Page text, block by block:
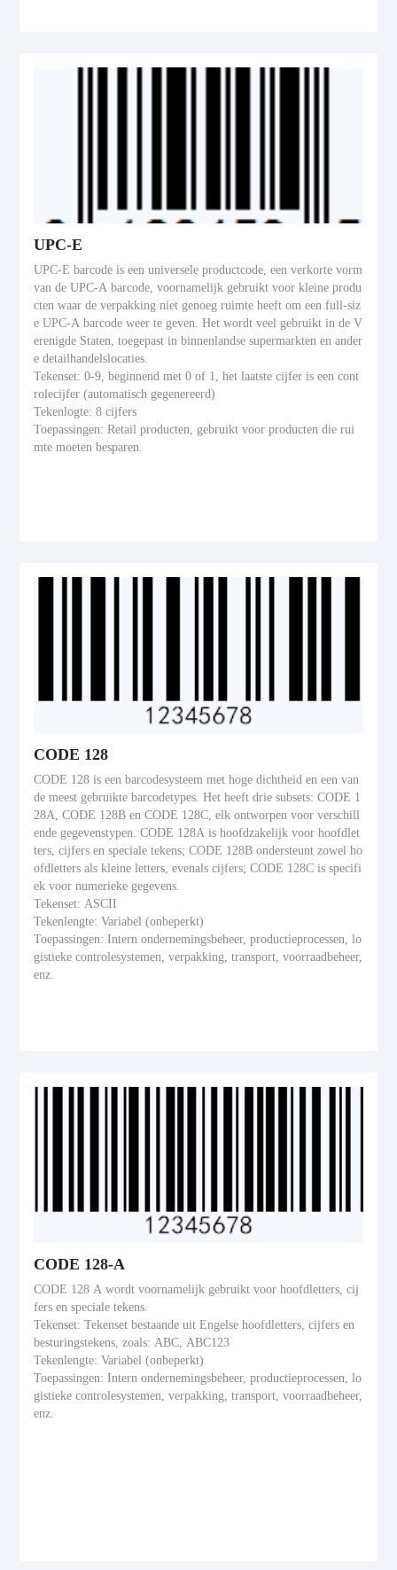
UPC-E
UPC-E barcode is een universele productcode, een verkorte vorm
van de UPC-A barcode, voornamelijk gebruikt voor kleine produ
cten waar de verpakking niet genoeg ruimte heeft om een full-siz
e UPC-A barcode weer te geven. Het wordt veel gebruikt in de V
erenigde Staten, toegepast in binnenlandse supermarkten en ander
e detailhandelslocaties.
Tekenset: 0-9, beginnend met 0 of 1, het laatste cijfer is een cont
rolecijfer (automatisch gegenereerd)
Tekenlogte: 8 cijfers
Toepassingen: Retail producten, gebruikt voor producten die rui
mte moeten besparen.
CODE 128
CODE 128 is een barcodesysteem met hoge dichtheid en een van
de meest gebruikte barcodetypes. Het heeft drie subsets: CODE 1
28A, CODE 128B en CODE 128C, elk ontworpen voor verschill
ende gegevenstypen. CODE 128A is hoofdzakelijk voor hoofdlet
ters, cijfers en speciale tekens; CODE 128B ondersteunt zowel ho
ofdletters als kleine letters, evenals cijfers; CODE 128C is specifi
ek voor numerieke gegevens.
Tekenset: ASCII
Tekenlengte: Variabel (onbeperkt)
Toepassingen: Intern ondernemingsbeheer, productieprocessen, lo
gistieke controlesystemen, verpakking, transport, voorraadbeheer,
enz.
CODE 128-A
CODE 128 A wordt voornamelijk gebruikt voor hoofdletters, cij
fers en speciale tekens.
Tekenset: Tekenset bestaande uit Engelse hoofdletters, cijfers en
besturingstekens, zoals: ABC, ABC123
Tekenlengte: Variabel (onbeperkt)
Toepassingen: Intern ondernemingsbeheer, productieprocessen, lo
gistieke controlesystemen, verpakking, transport, voorraadbeheer,
enz.